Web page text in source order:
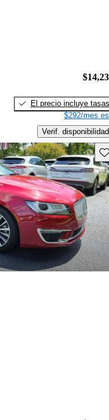
El precio incluye tasas
$292/mes
Verif. disponibilidad